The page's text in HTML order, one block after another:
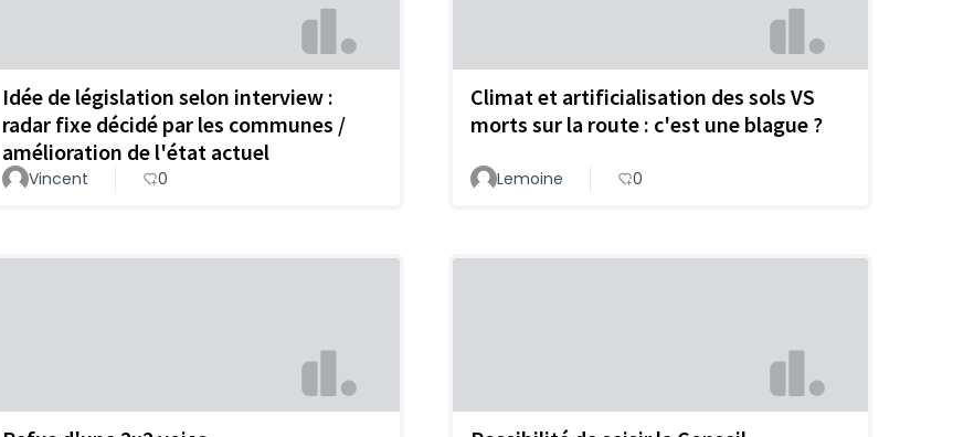
Idée de législation selon interview :
radar fixe décidé par les communes /
amélioration de l'état actuel
Vincent 0
Climat et artificialisation des sols VS
morts sur la route : c'est une blague ?
Lemoine 0